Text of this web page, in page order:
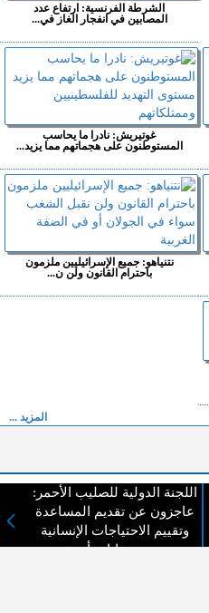
الشرطة الفرنسية: ارتفاع عدد
المصابين في انفجار الغاز في...
غوتيريش: نادرا ما يحاسب
المستوطنون على هجماتهم مما يزيد...
نتنياهو: جميع الإسرائيليين ملزمون
باحترام القانون ولن ن...
المزيد ...
اللجنة الدولية للصليب الأحمر:
عاجزون عن تقديم المساعدة
وتقييم الاحتياجات الإنسانية
دون ضمانات أمنية